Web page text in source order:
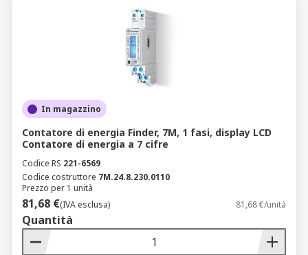
In magazzino
Contatore di energia Finder, 7M, 1 fasi, display LCD
Contatore di energia a 7 cifre
Codice RS 221-6569
Codice costruttore 7M.24.8.230.0110
Prezzo per 1 unità
81,68 €(IVA esclusa) 81,68 €/unità
Quantità